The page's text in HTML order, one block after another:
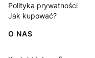
Polityka prywatności
Jak kupować?
O NAS